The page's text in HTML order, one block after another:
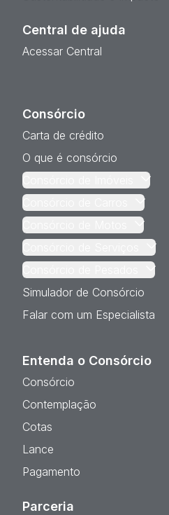
Central de ajuda
Acessar Central
Consórcio
Carta de crédito
O que é consórcio
Simulador de Consórcio
Falar com um Especialista
Entenda o Consórcio
Consórcio
Contemplação
Cotas
Lance
Pagamento
Parceria